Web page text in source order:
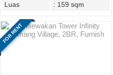
Luas
: 159 sqm
FOR RENT